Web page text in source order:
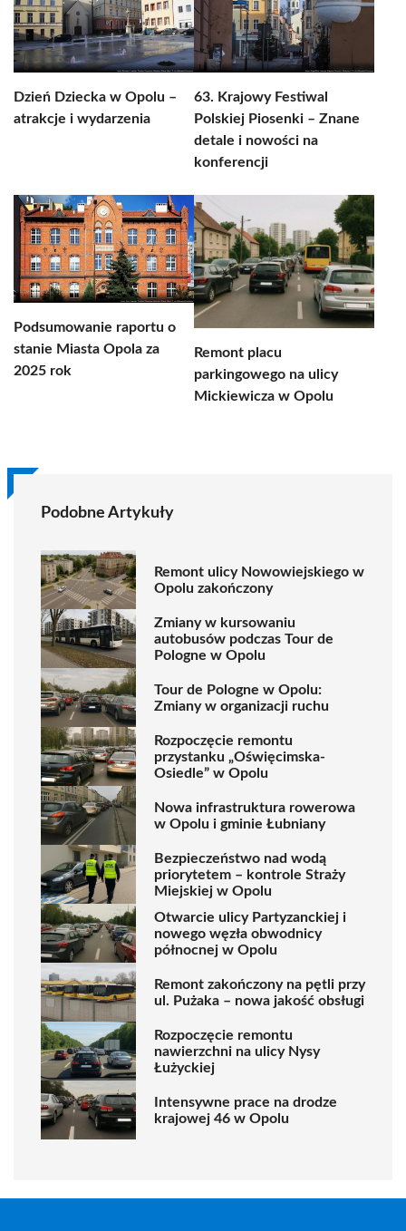
Dzień Dziecka w Opolu –
atrakcje i wydarzenia
63. Krajowy Festiwal
Polskiej Piosenki – Znane
detale i nowości na
konferencji
Podsumowanie raportu o
stanie Miasta Opola za
2025 rok
Remont placu
parkingowego na ulicy
Mickiewicza w Opolu
Podobne Artykuły
Remont ulicy Nowowiejskiego w
Opolu zakończony
Zmiany w kursowaniu
autobusów podczas Tour de
Pologne w Opolu
Tour de Pologne w Opolu:
Zmiany w organizacji ruchu
Rozpoczęcie remontu
przystanku „Oświęcimska-
Osiedle” w Opolu
Nowa infrastruktura rowerowa
w Opolu i gminie Łubniany
Bezpieczeństwo nad wodą
priorytetem – kontrole Straży
Miejskiej w Opolu
Otwarcie ulicy Partyzanckiej i
nowego węzła obwodnicy
północnej w Opolu
Remont zakończony na pętli przy
ul. Pużaka – nowa jakość obsługi
Rozpoczęcie remontu
nawierzchni na ulicy Nysy
Łużyckiej
Intensywne prace na drodze
krajowej 46 w Opolu